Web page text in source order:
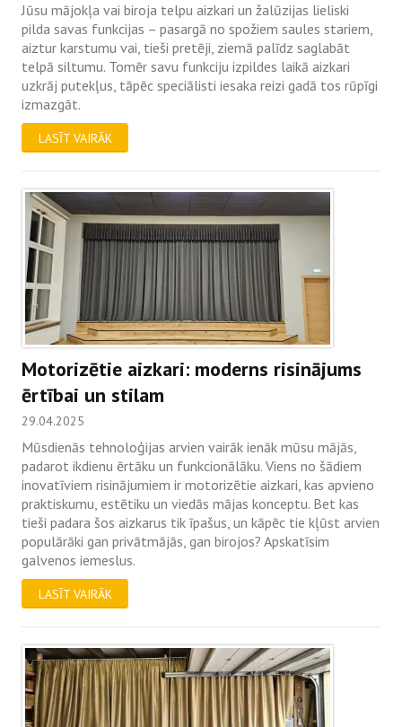
Jūsu mājokļa vai biroja telpu aizkari un žalūzijas lieliski
pilda savas funkcijas – pasargā no spožiem saules stariem,
aiztur karstumu vai, tieši pretēji, ziemā palīdz saglabāt
telpā siltumu. Tomēr savu funkciju izpildes laikā aizkari
uzkrāj putekļus, tāpēc speciālisti iesaka reizi gadā tos rūpīgi
izmazgāt.
LASĪT VAIRĀK
Motorizētie aizkari: moderns risinājums
ērtībai un stilam
29.04.2025
Mūsdienās tehnoloģijas arvien vairāk ienāk mūsu mājās,
padarot ikdienu ērtāku un funkcionālāku. Viens no šādiem
inovatīviem risinājumiem ir motorizētie aizkari, kas apvieno
praktiskumu, estētiku un viedās mājas konceptu. Bet kas
tieši padara šos aizkarus tik īpašus, un kāpēc tie kļūst arvien
populārāki gan privātmājās, gan birojos? Apskatīsim
galvenos iemeslus.
LASĪT VAIRĀK